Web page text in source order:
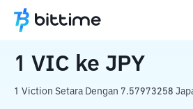
Beranda Konverter Kripto
1 VIC ke JPY
1 Viction Setara Dengan 7.57973258